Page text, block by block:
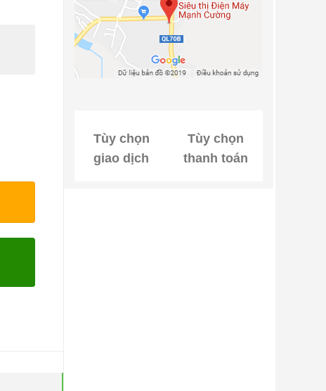
Tùy chọn
giao dịch
Tùy chọn
thanh toán